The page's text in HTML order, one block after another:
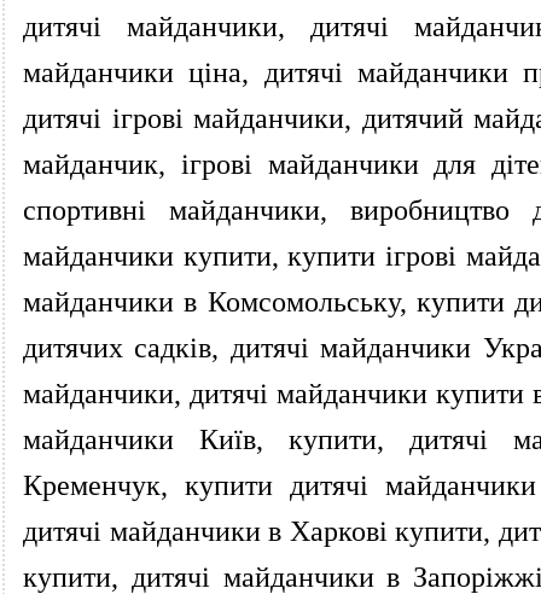
дитячі майданчики, дитячі
майданчики ціна, дитячі майданчики
дитячі ігрові майданчики, дитячий
майданчик, ігрові майданчики для
спортивні майданчики, виробництво
майданчики купити, купити ігрові
майданчики в Комсомольську, купити
дитячих садків, дитячі майданчики
майданчики, дитячі майданчики купити
майданчики Київ, купити, дитячі
Кременчук, купити дитячі
дитячі майданчики в Харкові купити,
купити, дитячі майданчики в